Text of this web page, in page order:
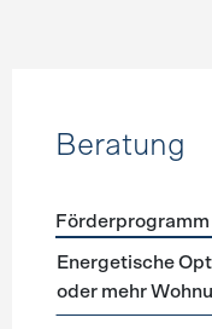
Beratung
Förderprogramm
Energetische
oder mehr